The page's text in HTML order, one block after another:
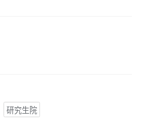
研究生院